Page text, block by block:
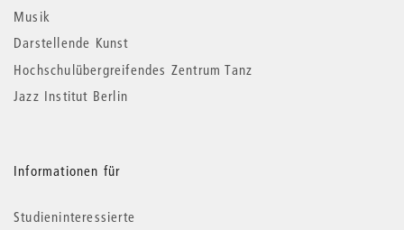
Musik
Darstellende Kunst
Hochschulübergreifendes Zentrum Tanz
Jazz Institut Berlin
Informationen für
Studieninteressierte